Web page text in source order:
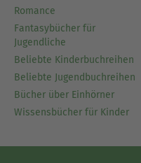
Romance
Fantasybücher für
Jugendliche
Beliebte Kinderbuchreihen
Beliebte Jugendbuchreihen
Bücher über Einhörner
Wissensbücher für Kinder